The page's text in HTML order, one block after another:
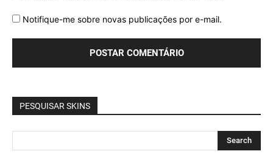
Notifique-me sobre novas publicações por e-mail.
PESQUISAR SKINS